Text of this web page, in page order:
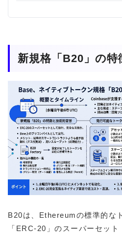
新規格「B20」の特
B20は、Ethereumの標準的な
「ERC-20」のスーパーセッ